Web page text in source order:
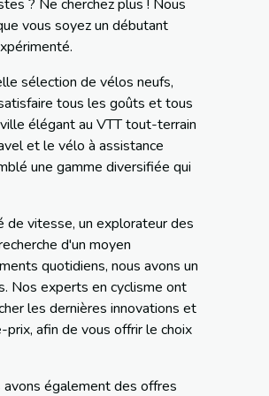
? Ne cherchez plus ! Nous
vous soyez un débutant
sélection de vélos neufs,
tous les goûts et tous
élégant au VTT tout-terrain
et le vélo à assistance
une gamme diversifiée qui
de vitesse, un explorateur des
d'un moyen
quotidiens, nous avons un
Nos experts en cyclisme ont
les dernières innovations et
afin de vous offrir le choix
également des offres